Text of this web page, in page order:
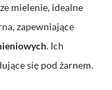
mielenie, idealne
, zapewniające
. Ich
się pod żarnem.